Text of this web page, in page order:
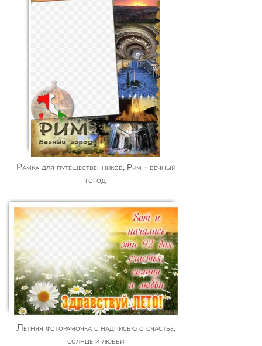
Рамка для путешественников, Рим - вечный
город
Летняя фоторамочка с надписью о счастье,
солнце и любви